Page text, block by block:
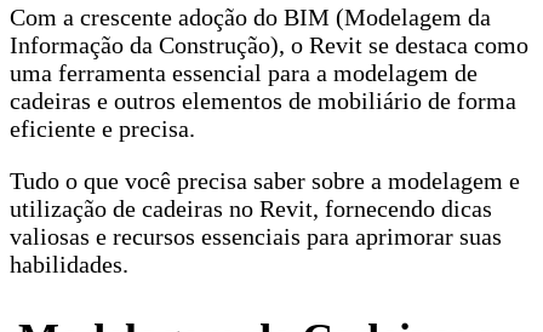
Com a crescente adoção do BIM (Modelagem da
Informação da Construção), o Revit se destaca como
uma ferramenta essencial para a modelagem de
cadeiras e outros elementos de mobiliário de forma
eficiente e precisa.
Tudo o que você precisa saber sobre a modelagem e
utilização de cadeiras no Revit, fornecendo dicas
valiosas e recursos essenciais para aprimorar suas
habilidades.